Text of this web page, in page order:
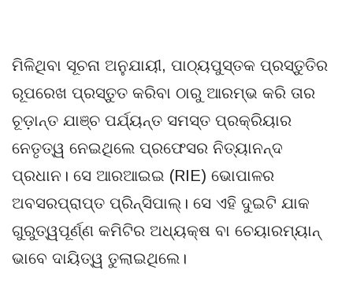
ମିଳିଥିବା ସୂଚନା ଅନୁଯାୟୀ, ପାଠ୍ୟପୁସ୍ତକ ପ୍ରସ୍ତୁତିର
ରୂପରେଖ ପ୍ରସ୍ତୁତ କରିବା ଠାରୁ ଆରମ୍ଭ କରି ତାର
ଚୂଡ଼ାନ୍ତ ଯାଞ୍ଚ ପର୍ଯ୍ୟନ୍ତ ସମସ୍ତ ପ୍ରକ୍ରିୟାର
ନେତୃତ୍ୱ ନେଇଥିଲେ ପ୍ରଫେସର ନିତ୍ୟାନନ୍ଦ
ପ୍ରଧାନ। ସେ ଆରଆଇଇ (RIE) ଭୋପାଳର
ଅବସରପ୍ରାପ୍ତ ପ୍ରିନ୍ସିପାଲ୍। ସେ ଏହି ଦୁଇଟି ଯାକ
ଗୁରୁତ୍ୱପୂର୍ଣ୍ଣ କମିଟିର ଅଧ୍ୟକ୍ଷ ବା ଚେୟାରମ୍ୟାନ୍
ଭାବେ ଦାୟିତ୍ୱ ତୁଲାଇଥିଲେ।